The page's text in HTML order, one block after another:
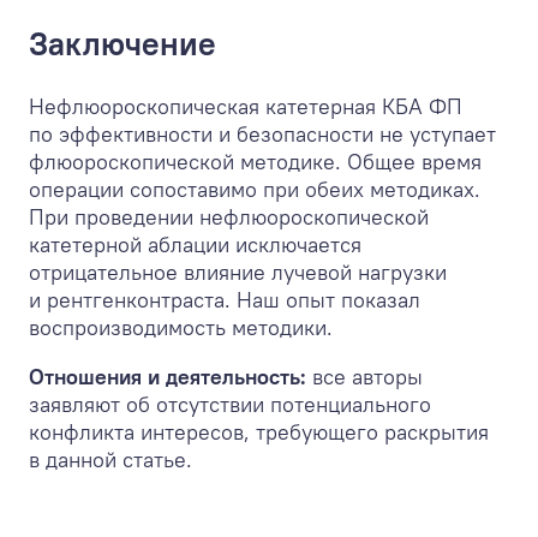
Заключение
Нефлюороскопическая катетерная КБА ФП
по эффективности и безопасности не уступает
флюороскопической методике. Общее время
операции сопоставимо при обеих методиках.
При проведении нефлюороскопической
катетерной аблации исключается
отрицательное влияние лучевой нагрузки
и рентгенконтраста. Наш опыт показал
воспроизводимость методики.
Отношения и деятельность: все авторы
заявляют об отсутствии потенциального
конфликта интересов, требующего раскрытия
в данной статье.